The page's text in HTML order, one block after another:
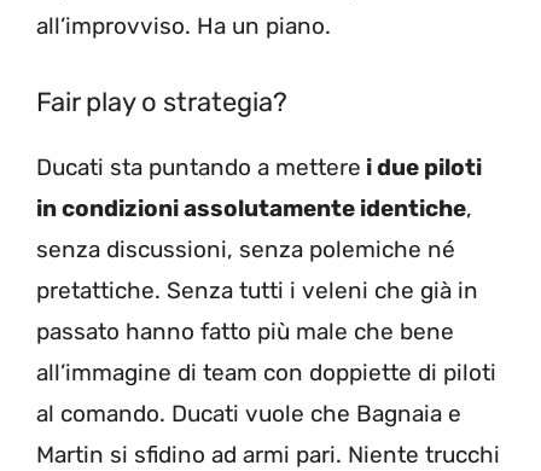
all’improvviso. Ha un piano.
Fair play o strategia?
Ducati sta puntando a mettere i due piloti
in condizioni assolutamente identiche,
senza discussioni, senza polemiche né
pretattiche. Senza tutti i veleni che già in
passato hanno fatto più male che bene
all’immagine di team con doppiette di piloti
al comando. Ducati vuole che Bagnaia e
Martin si sfidino ad armi pari. Niente trucchi